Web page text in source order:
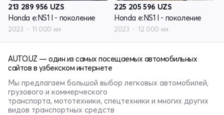
213 289 956 UZS
Honda e:NS1 I - поколение
2023 11 000 км
225 205 596 UZS
Honda e:NS1 I - поколение
2023 12 000 км
AUTO.UZ — один из самых посещаемых автомобильных
сайтов в узбекском интернете
Мы предлагаем большой выбор легковых автомобилей,
грузового и коммерческого
транспорта, мототехники, спецтехники и многих других
видов транспортных средств